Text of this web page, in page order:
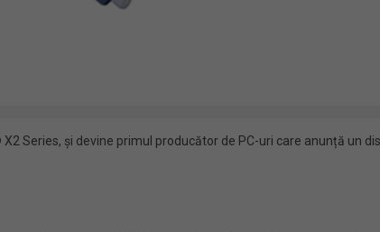
Series, și devine primul producător de PC-uri care anunță un